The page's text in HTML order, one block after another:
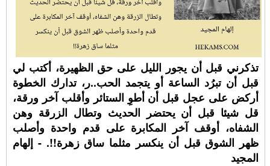
تذكرني قبل أن يجور الليل على حق الظهيرة، أكتب لي
قبل أن تبرُد الساعة أو يتجمد الحب..ر، تدارك الخطوة
أركض على عجل قبل أن أطوِ الستائر وأقلب آخر ورقة،
قل شيئا قبل أن يحتضر الحديث وتطال الزرقة وهن
الشفاه، أوقف آخر المكابرة على قدم واحدة وأصلب
ظهر الشوق قبل أن ينكسر مثلما ساق زهرة!!. - إلهام
المجيد